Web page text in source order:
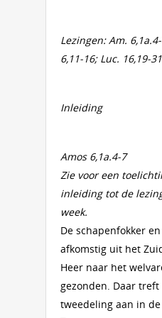
Lezingen: Am.
6,11-16; Luc. 16,19-
Inleiding
Amos 6,1a.4-7
Zie voor een
inleiding tot de
week.
De schapenfokker
afkomstig uit het
Heer naar het
gezonden. Daar
tweedeling aan in